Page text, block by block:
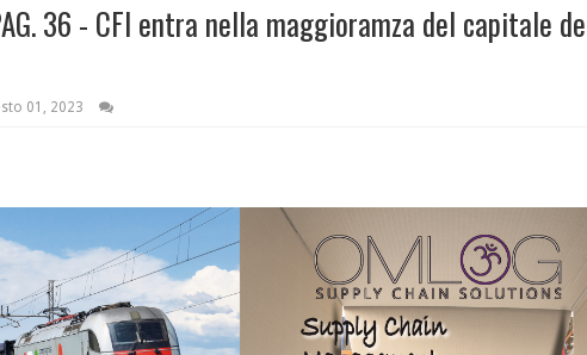
36 - CFI entra nella maggioramza del capitale
01, 2023